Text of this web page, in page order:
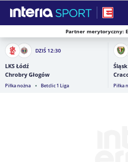
Zamknij i przejdź na stronę główną
Partner merytoryczny:
DZIŚ 12:30
LKS Łódź
Chrobry Głogów
Piłka nożna Betclic 1 Liga Piłka